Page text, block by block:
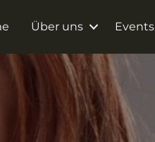
Über uns Events